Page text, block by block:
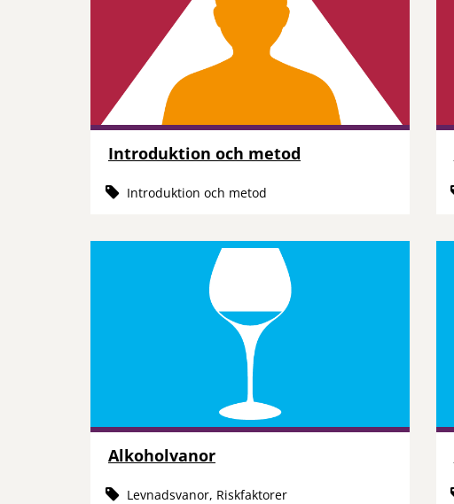
Introduktion och metod
Introduktion och metod
Alkoholvanor
Levnadsvanor, Riskfaktorer